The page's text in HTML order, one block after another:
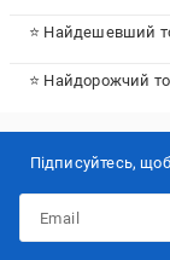
⭐ Найдешевший
⭐ Найдорожчий
Підписуйтесь,